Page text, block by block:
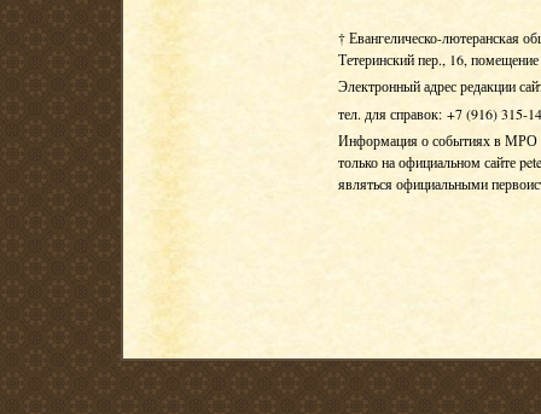
† Евангелическо-лютеранская
Тетеринский пер., 16,
Электронный адрес редакции
тел. для справок: +7 (916) 315-
Информация о событиях в МРО
только на официальном сайте
являться официальными